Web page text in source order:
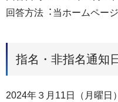
回答⽅法︓当ホームペー
指名・非指名通知
2024年３月11日（月曜日）